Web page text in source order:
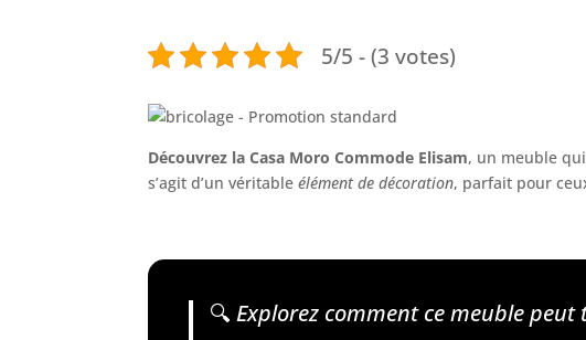
5/5 - (3 votes)
Découvrez la Casa Moro Commode Elisam, un meuble
s’agit d’un véritableélément de décoration, parfait pour
🔍 Explorez comment ce meuble